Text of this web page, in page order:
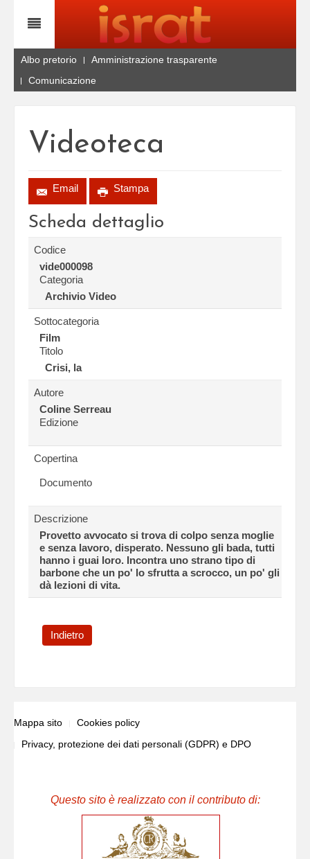
Albo pretorio
Amministrazione trasparente
Comunicazione
Videoteca
Email Stampa
Scheda dettaglio
Codice
vide000098
Categoria
Archivio Video
Sottocategoria
Film
Titolo
Crisi, la
Autore
Coline Serreau
Edizione
Copertina
Documento
Descrizione
Provetto avvocato si trova di colpo senza moglie
e senza lavoro, disperato. Nessuno gli bada, tutti
hanno i guai loro. Incontra uno strano tipo di
barbone che un po' lo sfrutta a scrocco, un po' gli
dà lezioni di vita.
Indietro
Mappa sito
Cookies policy
Privacy, protezione dei dati personali (GDPR) e DPO
Questo sito è realizzato con il contributo di: